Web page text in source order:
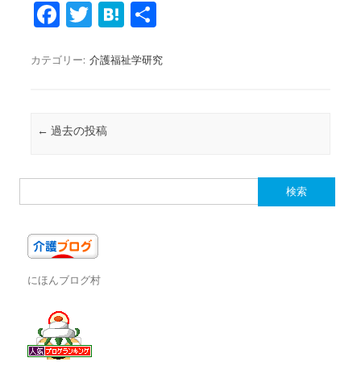
Fa
e
o
o
T
it
H
e
カテゴリー: 介護福祉学研究
投稿ナビゲーション
← 過去の投稿
索:
にほんブログ村